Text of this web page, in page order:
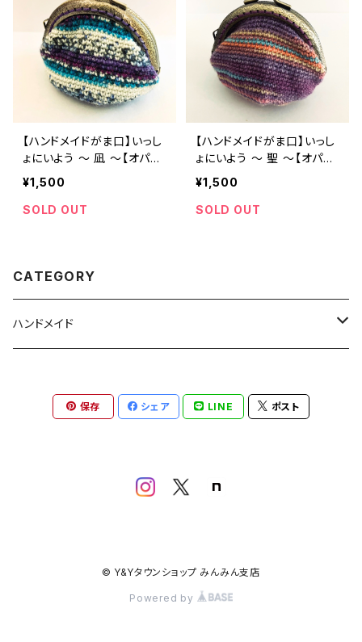
【ハンドメイドがま口】いっし
ょにいよう ～ 凪 ～【オパー
ル毛糸】
¥1,500
SOLD OUT
【ハンドメイドがま口】いっし
ょにいよう ～ 聖 ～【オパー
ル毛糸】
¥1,500
SOLD OUT
CATEGORY
ハンドメイド
ストラップ
保存 シェア LINE ポスト
© Y&Yタウンショップ みんみん支店
Powered by